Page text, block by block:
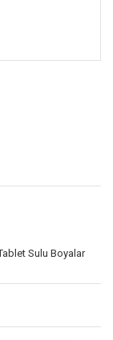
Sulu Boyalar